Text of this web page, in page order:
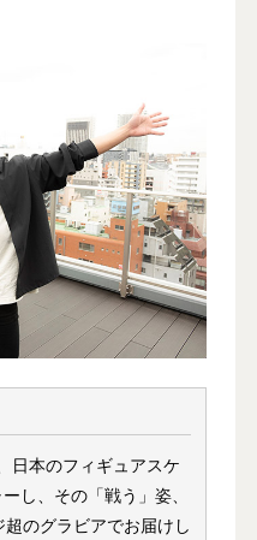
日本のフィギュアスケ
し、その「戦う」姿、
超のグラビアでお届けし